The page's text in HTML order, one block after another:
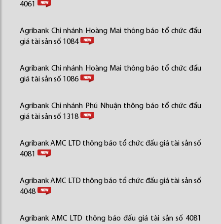
4061
Agribank Chi nhánh Hoàng Mai thông báo tổ chức đấu
giá tài sản số 1084
Agribank Chi nhánh Hoàng Mai thông báo tổ chức đấu
giá tài sản số 1086
Agribank Chi nhánh Phú Nhuận thông báo tổ chức đấu
giá tài sản số 1318
Agribank AMC LTD thông báo tổ chức đấu giá tài sản số
4081
Agribank AMC LTD thông báo tổ chức đấu giá tài sản số
4048
Agribank AMC LTD thông báo đấu giá tài sản số 4081